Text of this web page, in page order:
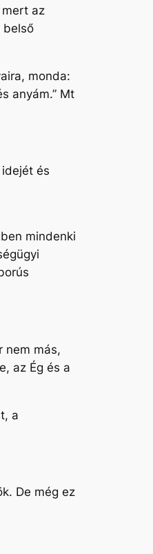
mert az
belső
monda:
anyám.” Mt
és
mindenki
nem más,
az Ég és a
a
De még ez